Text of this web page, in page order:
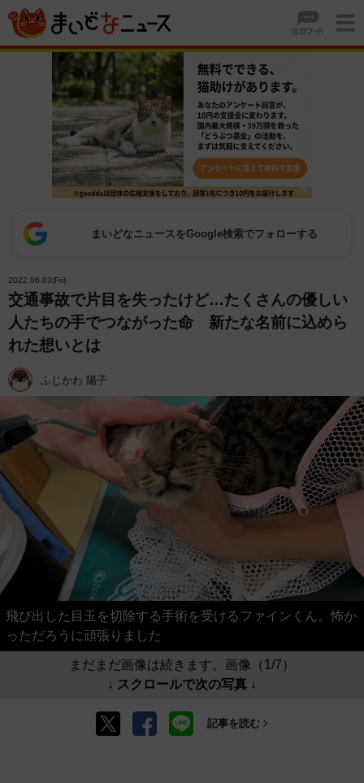
まいどなニュースをGoogle検索でフォローする
2022.06.03(Fri)
交通事故で片目を失ったけど…たくさんの優しい
人たちの手でつながった命 新たな名前に込めら
れた想いとは
ふじかわ 陽子
飛び出した目玉を切除する手術を受けるファインくん。怖か
っただろうに頑張りました
まだまだ画像は続きます。画像（1/7）
↓ スクロールで次の写真 ↓
記事を読む